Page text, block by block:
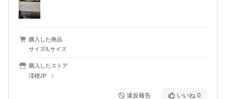
購入した商品
サイズ/Lサイズ
購入したストア
澪標JP
違反報告 いいね 0